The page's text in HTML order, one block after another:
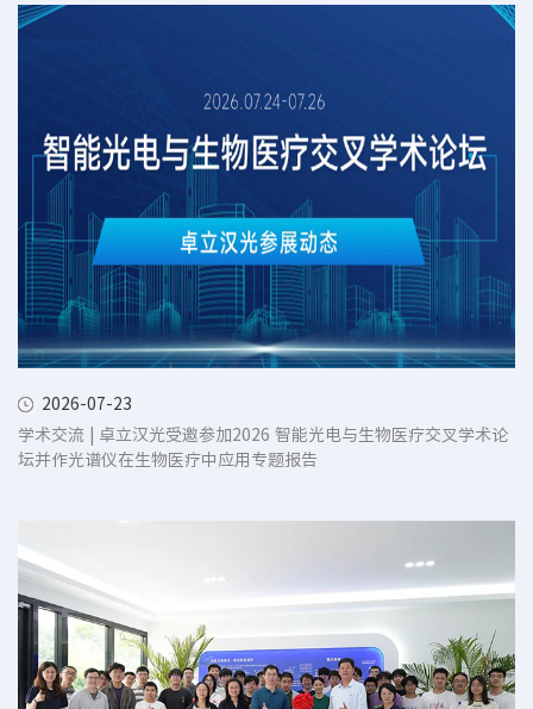
2026-07-23
学术交流 | 卓立汉光受邀参加2026 智能光电与生物医疗交叉学术论
坛并作光谱仪在生物医疗中应用专题报告